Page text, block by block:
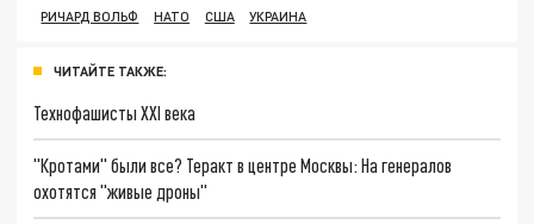
РИЧАРД ВОЛЬФ
НАТО США УКРАИНА
ЧИТАЙТЕ ТАКЖЕ:
Технофашисты XXI века
"Кротами" были все? Теракт в центре Москвы: На генералов
охотятся "живые дроны"